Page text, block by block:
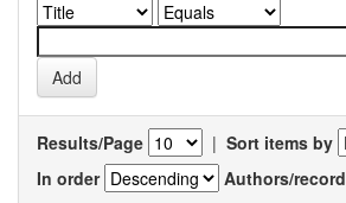
Results/Page | Sort items by
In order
Authors/record